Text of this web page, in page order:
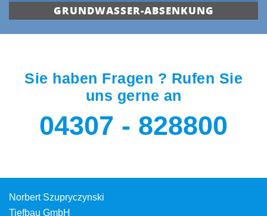
GRUNDWASSER-ABSENKUNG
Sie haben Fragen ? Rufen Sie
uns gerne an
04307 - 828800
Norbert Szupryczynski
Tiefbau GmbH